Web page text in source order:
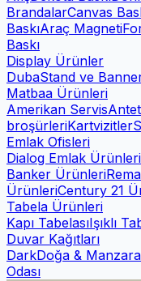
BrandalarCanvas
BaskıAraç Magneti
Baskı
Display Ürünler
DubaStand ve
Matbaa Ürünleri
Amerikan Servis
broşürleriKartvizitler
Emlak Ofisleri
Dialog Emlak Ürünleri
Banker Ürünleri
ÜrünleriCentury 21
Tabela Ürünleri
Kapı TabelasıIşıklı
Duvar Kağıtları
DarkDoğa & Manzara
Odası